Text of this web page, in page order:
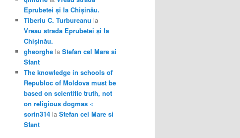
Eprubetei și la Chișinău.
Tiberiu C. Turbureanu la
Vreau strada Eprubetei și la
Chișinău.
gheorghe la Stefan cel Mare si
Sfant
The knowledge in schools of
Republoc of Moldova must be
based on scientific truth, not
on religious dogmas «
sorin314 la Stefan cel Mare si
Sfant